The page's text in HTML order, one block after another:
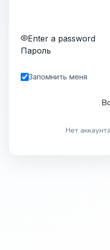
Enter a password
Пароль
Запомнить меня
Нет